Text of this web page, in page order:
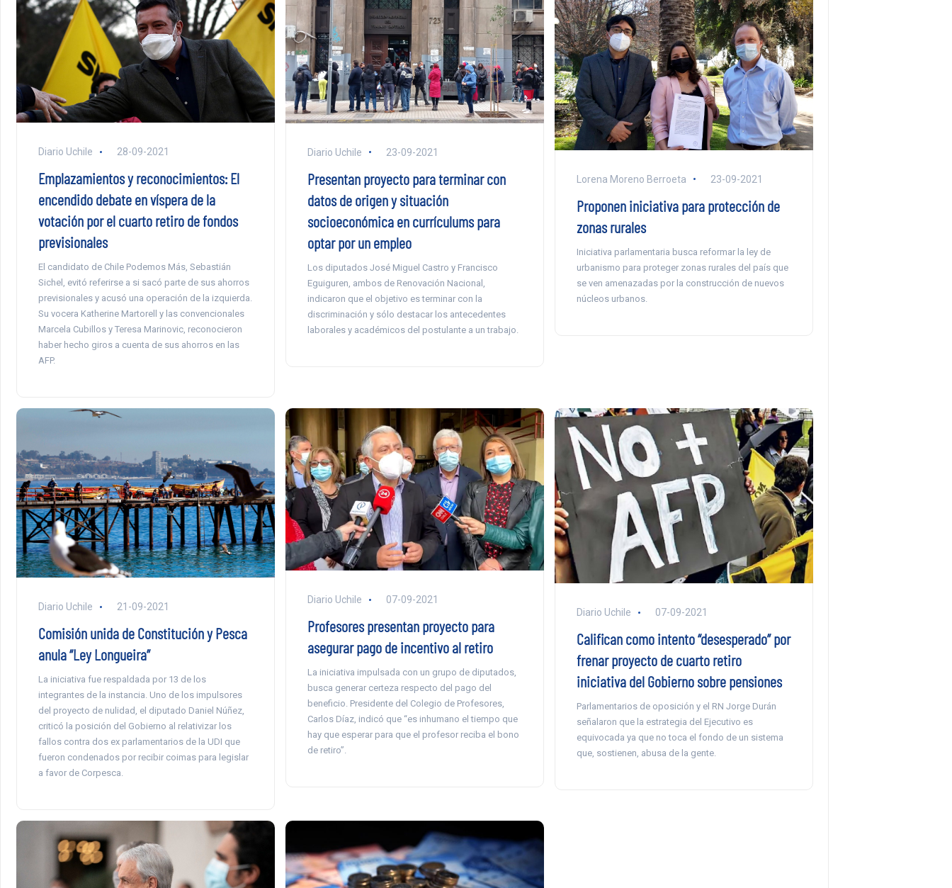
Diario Uchile 28-09-2021
Emplazamientos y reconocimientos: El
encendido debate en víspera de la
votación por el cuarto retiro de fondos
previsionales
El candidato de Chile Podemos Más, Sebastián
Sichel, evitó referirse a si sacó parte de sus ahorros
previsionales y acusó una operación de la izquierda.
Su vocera Katherine Martorell y las convencionales
Marcela Cubillos y Teresa Marinovic, reconocieron
haber hecho giros a cuenta de sus ahorros en las
AFP.
Diario Uchile 23-09-2021
Presentan proyecto para terminar con
datos de origen y situación
socioeconómica en currículums para
optar por un empleo
Los diputados José Miguel Castro y Francisco
Eguiguren, ambos de Renovación Nacional,
indicaron que el objetivo es terminar con la
discriminación y sólo destacar los antecedentes
laborales y académicos del postulante a un trabajo.
Lorena Moreno Berroeta 23-09-2021
Proponen iniciativa para protección de
zonas rurales
Iniciativa parlamentaria busca reformar la ley de
urbanismo para proteger zonas rurales del país que
se ven amenazadas por la construcción de nuevos
núcleos urbanos.
Diario Uchile 21-09-2021
Comisión unida de Constitución y Pesca
anula “Ley Longueira”
La iniciativa fue respaldada por 13 de los
integrantes de la instancia. Uno de los impulsores
del proyecto de nulidad, el diputado Daniel Núñez,
criticó la posición del Gobierno al relativizar los
fallos contra dos ex parlamentarios de la UDI que
fueron condenados por recibir coimas para legislar
a favor de Corpesca.
Diario Uchile 07-09-2021
Profesores presentan proyecto para
asegurar pago de incentivo al retiro
La iniciativa impulsada con un grupo de diputados,
busca generar certeza respecto del pago del
beneficio. Presidente del Colegio de Profesores,
Carlos Díaz, indicó que “es inhumano el tiempo que
hay que esperar para que el profesor reciba el bono
de retiro”.
Diario Uchile 07-09-2021
Califican como intento “desesperado” por
frenar proyecto de cuarto retiro
iniciativa del Gobierno sobre pensiones
Parlamentarios de oposición y el RN Jorge Durán
señalaron que la estrategia del Ejecutivo es
equivocada ya que no toca el fondo de un sistema
que, sostienen, abusa de la gente.